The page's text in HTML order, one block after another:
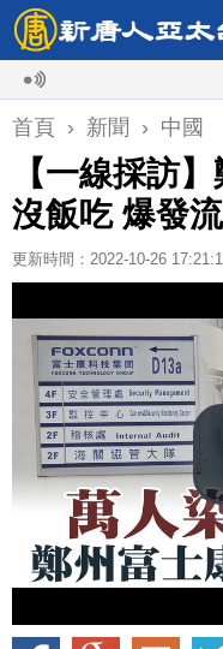
首頁 › 新聞 › 中國
【一線採訪
沒飯吃 爆發
更新時間：2022-10-26